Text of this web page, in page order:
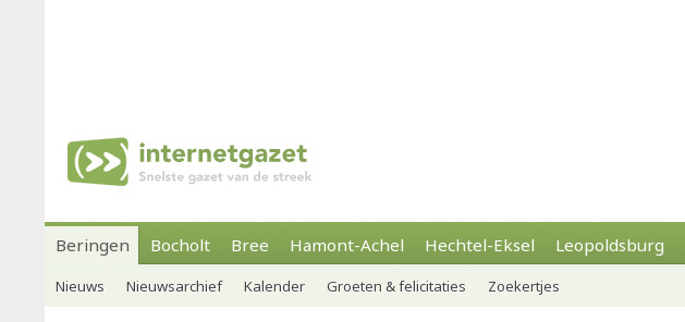
Beringen Bocholt Bree Hamont-Achel Hechtel-Eksel Leopoldsburg
Nieuws Nieuwsarchief Kalender Groeten & felicitaties Zoekertjes